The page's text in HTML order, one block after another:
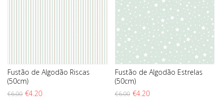
Fustão de Algodão Riscas
(50cm)
€6.00 O preço original era: €6.00.
€4.20O preço atual é: €4.20.
Fustão de Algodão Estrelas
(50cm)
€6.00 O preço original era:
€4.20O preço atual é: